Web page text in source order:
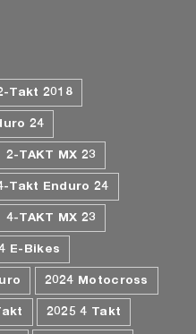
Takt 2018
24
2-TAKT MX 23
Takt Enduro 24
4-TAKT MX 23
E-Bikes
2024 Motocross
2025 4 Takt